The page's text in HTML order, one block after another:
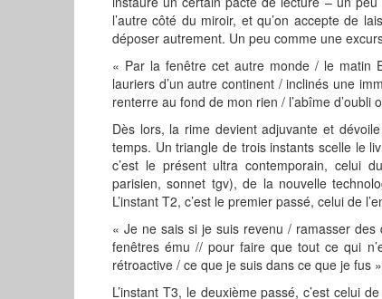
l’autre côté du miroir, et qu’on accepte de
déposer autrement. Un peu comme une
« Par la fenêtre cet autre monde / le matin
lauriers d’un autre continent / inclinés une
renterre au fond de mon rien / l’abîme
Dès lors, la rime devient adjuvante et
temps. Un triangle de trois instants scelle le
c’est le présent ultra contemporain, celui
parisien, sonnet tgv), de la nouvelle
L’instant T2, c’est le premier passé, celui de
« Je ne sais si je suis revenu / ramasser
fenêtres ému // pour faire que tout ce qui
rétroactive / ce que je suis dans ce que je fus
L’instant T3, le deuxième passé, c’est celui